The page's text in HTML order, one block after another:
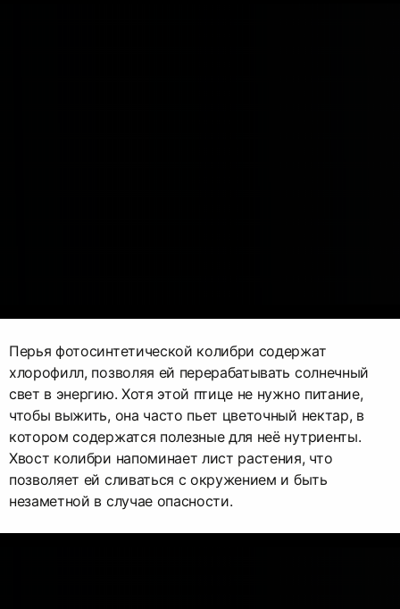
Перья фотосинтетической колибри содержат
хлорофилл, позволяя ей перерабатывать солнечный
свет в энергию. Хотя этой птице не нужно питание,
чтобы выжить, она часто пьет цветочный нектар, в
котором содержатся полезные для неё нутриенты.
Хвост колибри напоминает лист растения, что
позволяет ей сливаться с окружением и быть
незаметной в случае опасности.